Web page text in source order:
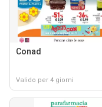
Conad
Valido per 4 giorni